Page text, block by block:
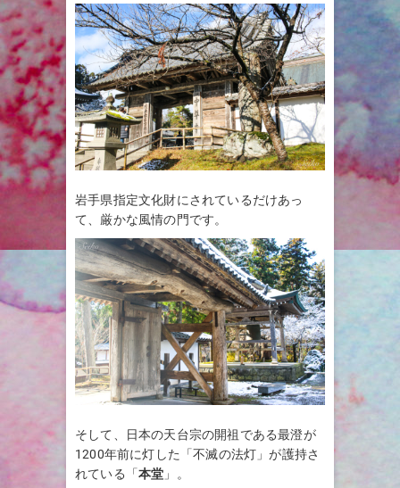
岩手県指定文化財にされているだけあっ
て、厳かな風情の門です。
そして、日本の天台宗の開祖である最澄が
1200年前に灯した「不滅の法灯」が護持さ
れている「本堂 」。